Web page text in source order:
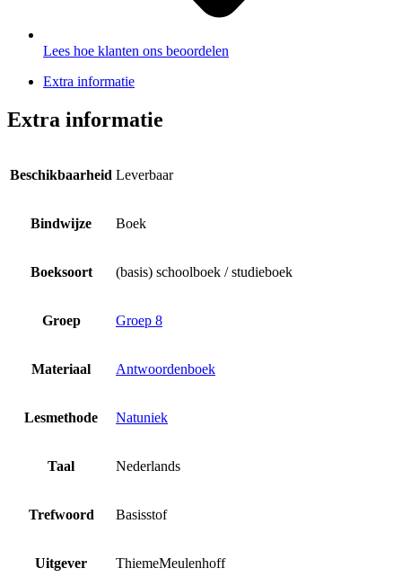
Lees hoe klanten ons beoordelen
Extra informatie
Extra informatie
Beschikbaarheid Leverbaar
Bindwijze Boek
Boeksoort (basis) schoolboek / studieboek
Groep Groep 8
Materiaal Antwoordenboek
Lesmethode Natuniek
Taal Nederlands
Trefwoord Basisstof
Uitgever ThiemeMeulenhoff